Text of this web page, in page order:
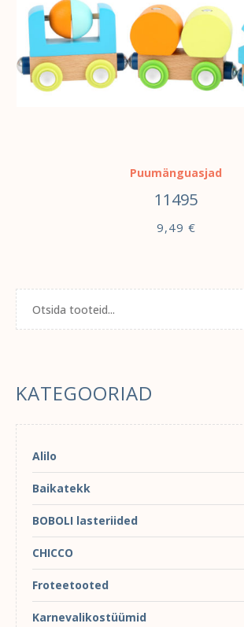
Puumänguasjad
11495
9,49 €
KATEGOORIAD
Alilo
Baikatekk
BOBOLI lasteriided
CHICCO
Froteetooted
Karnevalikostüümid